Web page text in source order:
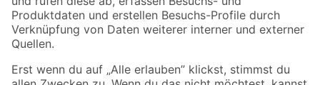
Sicher einkaufen